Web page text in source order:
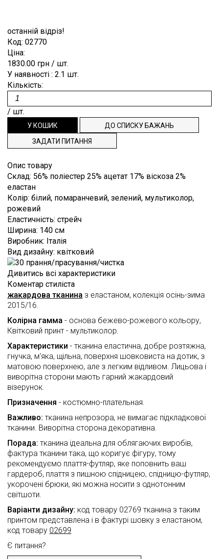
Денім
Джерсі
punto
milano
Екошкіра
Жаккард
Каді
Клітина
Крепдешин
Креш
Купонні
тканини
Лоден
Оксамит
Неопрен
Органза
Паєтки
Сітка
Стьобані
тканини
Тафта
Твід
Трикотаж
Хутро
натуральний
Шиття
Штапель
Шифон
Мохер
Поліестер
Шовк
Blumarine
Cerruti
Dior
Dolce&Gabbana
Pucci
Escada
Etro
Hugo
Boss
Loro
Piana
Louis
Vuitton
MaxMara
Moschino
Oscar
de
la
Renta
Valentino
Versace
Костюмні
Пальтові,
плащові
Платтяний
Сорочкові
ЗНОВУ
В
ПРОДАЖУ
ПРЯЖКИ
РЕПСОВА
СТРІЧКА
ТАСЬМА,
ДОВЯЗИ
СПИСОК
БАЖАНЬ
ТЕХПІДТРИМКА
ІНФОРМАЦІЯ
НАША
ФІЛОСОФІЯ
ІНФОРМАЦІЯ
ПОКУПЦЯ
ДОСТАВКА
І ОПЛАТА
СПІВПРАЦЯ
ВІДГУКИ
FAQ
КОНТАКТИ
ЦЕ
ЦІКАВО
TRENDS
ВІДЕО
ПРО
ТКАНИНИ
останній відріз!
Код: 02770
Ціна:
1830.00 грн / шт.
У наявності : 2.1 шт.
Кількість:
/ шт.
ЗАДАТИ ПИТАННЯ
Опис товару
Склад: 56% поліестер 25% ацетат 17% віскоза 2%
еластан
Колір: білий, помаранчевий, зелений, мультиколор,
рожевий
Еластичність: стрейч
Ширина: 140 см
Виробник: Італія
Вид дизайну: квітковий
Дивитись всі характеристики
Коментар стиліста
жакардова тканина з еластаном, колекція осінь-зима
2015/16.
Колірна гамма - основа бежево-рожевого кольору,
Квітковий принт - мультиколор.
Характеристики - тканина еластична, добре розтяжна,
гнучка, м'яка, щільна, поверхня шовковиста на дотик, з
матовою поверхнею, але з легким відливом. Лицьова і
виворітна сторони мають гарний жакардовий
візерунок.
Призначення - костюмно-плательная.
Важливо: тканина непрозора, не вимагає підкладкової
тканини. Виворітна сторона декоративна.
Порада: тканина ідеальна для облягаючих виробів,
фактура тканини така, що коригує фігуру, тому
рекомендуємо плаття-футляр, яке поповнить ваш
гардероб, плаття з пишною спідницею, спідницю-футляр,
укорочені брюки, які можна носити з однотонним
світшоти.
Варіанти дизайну: код товару 02769 тканина з таким
принтом представлена і в фактурі шовку з еластаном,
код товару 02699
Є питання?